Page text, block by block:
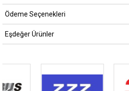
Ödeme Seçenekleri
Eşdeğer Ürünler